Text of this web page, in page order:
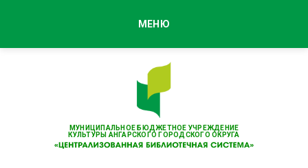
МУНИЦИПАЛЬНОЕ БЮДЖЕТНОЕ УЧРЕЖДЕНИЕ
КУЛЬТУРЫ АНГАРСКОГО ГОРОДСКОГО ОКРУГА
МЕНЮ